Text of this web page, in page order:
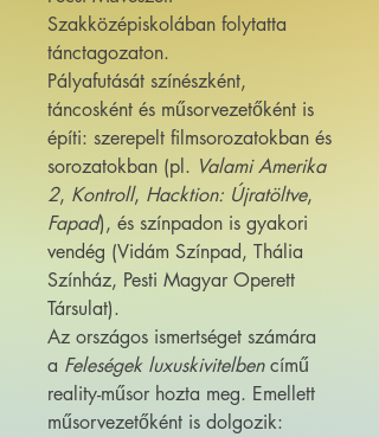
Szakközépiskolában folytatta
tánctagozaton.
Pályafutását színészként,
táncosként és műsorvezetőként is
építi: szerepelt filmsorozatokban és
sorozatokban (pl. Valami Amerika
2, Kontroll, Hacktion: Újratöltve,
Fapad), és színpadon is gyakori
vendég (Vidám Színpad, Thália
Színház, Pesti Magyar Operett
Társulat).
Az országos ismertséget számára
a Feleségek luxuskivitelbencímű
reality-műsor hozta meg. Emellett
műsorvezetőként is dolgozik: